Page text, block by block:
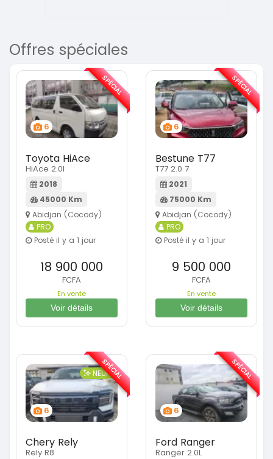
Offres spéciales
6
Toyota HiAce
HiAce 2.0l
2018
45000 Km
Abidjan (Cocody)
PRO
Posté il y a 1 jour
18 900 000
FCFA
En vente
Voir détails
SPÉCIAL
6
Bestune T77
T77 2.0 7
2021
75000 Km
Abidjan (Cocody)
PRO
Posté il y a 1 jour
9 500 000
FCFA
En vente
Voir détails
SPÉCIAL
6
NEUF
Chery Rely
Rely R8
SPÉCIAL
6
Ford Ranger
Ranger 2.0L
SPÉCIAL